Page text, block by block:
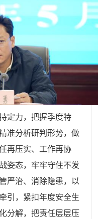
定力，把握季度特
准分析研判形势，做
再压实、工作再协
姿态，牢牢守住不发
严治、消除隐患，以
引，紧扣年度安全生
分解，把责任层层压